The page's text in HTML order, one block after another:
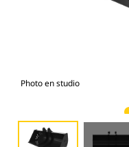
Photo en studio